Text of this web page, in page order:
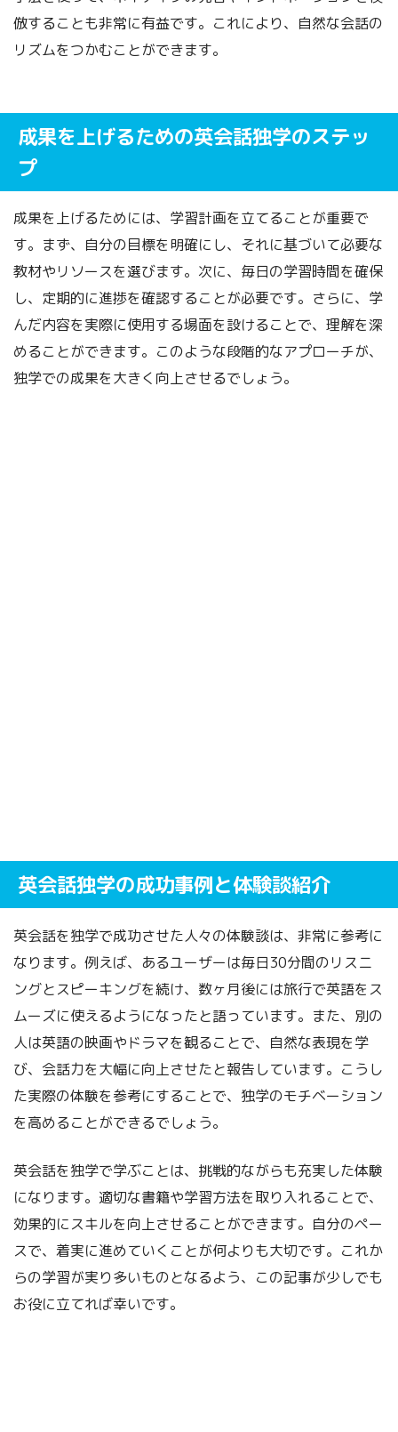
倣することも非常に有益です。これにより、自然な会話の
リズムをつかむことができます。
成果を上げるための英会話独学のステッ
プ
成果を上げるためには、学習計画を立てることが重要で
す。まず、自分の目標を明確にし、それに基づいて必要な
教材やリソースを選びます。次に、毎日の学習時間を確保
し、定期的に進捗を確認することが必要です。さらに、学
んだ内容を実際に使用する場面を設けることで、理解を深
めることができます。このような段階的なアプローチが、
独学での成果を大きく向上させるでしょう。
英会話独学の成功事例と体験談紹介
英会話を独学で成功させた人々の体験談は、非常に参考に
なります。例えば、あるユーザーは毎日30分間のリスニ
ングとスピーキングを続け、数ヶ月後には旅行で英語をス
ムーズに使えるようになったと語っています。また、別の
人は英語の映画やドラマを観ることで、自然な表現を学
び、会話力を大幅に向上させたと報告しています。こうし
た実際の体験を参考にすることで、独学のモチベーション
を高めることができるでしょう。
英会話を独学で学ぶことは、挑戦的ながらも充実した体験
になります。適切な書籍や学習方法を取り入れることで、
効果的にスキルを向上させることができます。自分のペー
スで、着実に進めていくことが何よりも大切です。これか
らの学習が実り多いものとなるよう、この記事が少しでも
お役に立てれば幸いです。